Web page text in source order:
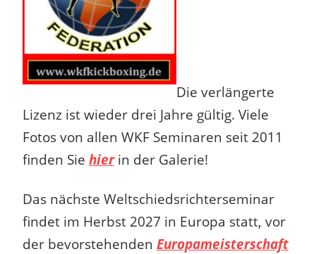
Die verlängerte
Lizenz ist wieder drei Jahre gültig. Viele
Fotos von allen WKF Seminaren seit 2011
finden Sie hier in der Galerie!
Das nächste Weltschiedsrichterseminar
findet im Herbst 2027 in Europa statt, vor
der bevorstehenden Europameisterschaft